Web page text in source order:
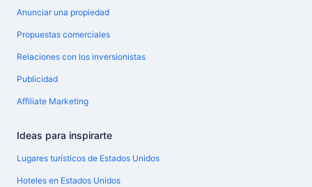
Anunciar una propiedad
Propuestas comerciales
Relaciones con los inversionistas
Publicidad
Affiliate Marketing
Ideas para inspirarte
Lugares turísticos de Estados Unidos
Hoteles en Estados Unidos